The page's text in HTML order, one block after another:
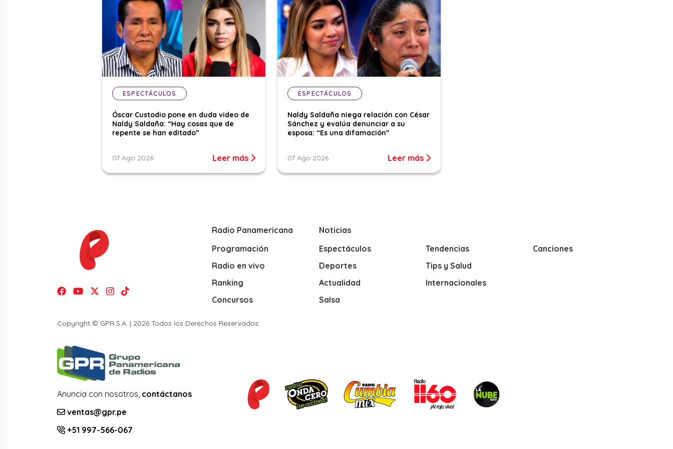
ESPECTÁCULOS
Óscar Custodio pone en duda video de
Naldy Saldaña: “Hay cosas que de
repente se han editado”
07 Ago 2026 Leer más
ESPECTÁCULOS
Naldy Saldaña niega relación con César
Sánchez y evalúa denunciar a su
esposa: “Es una difamación”
07 Ago 2026 Leer más
Radio Panamericana
Programación
Radio en vivo
Ranking
Concursos
Noticias
Espectáculos
Deportes
Actualidad
Salsa
Tendencias
Tips y Salud
Internacionales
Canciones
Copyright © GPR S.A. | 2026 Todos los Derechos Reservados.
Anuncia con nosotros, contáctanos
ventas@gpr.pe
+51 997-566-067